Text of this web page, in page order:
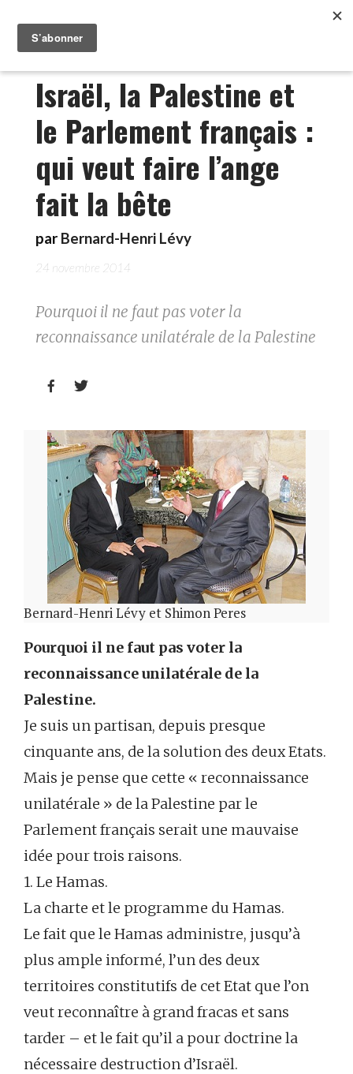
Israël, la Palestine et
le Parlement français :
qui veut faire l’ange
fait la bête
par Bernard-Henri Lévy
24 novembre 2014
Pourquoi il ne faut pas voter la
reconnaissance unilatérale de la Palestine
 
Bernard-Henri Lévy et Shimon Peres
Pourquoi il ne faut pas voter la
reconnaissance unilatérale de la
Palestine.
Je suis un partisan, depuis presque
cinquante ans, de la solution des deux Etats.
Mais je pense que cette « reconnaissance
unilatérale » de la Palestine par le
Parlement français serait une mauvaise
idée pour trois raisons.
1. Le Hamas.
La charte et le programme du Hamas.
Le fait que le Hamas administre, jusqu’à
plus ample informé, l’un des deux
territoires constitutifs de cet Etat que l’on
veut reconnaître à grand fracas et sans
tarder – et le fait qu’il a pour doctrine la
nécessaire destruction d’Israël.